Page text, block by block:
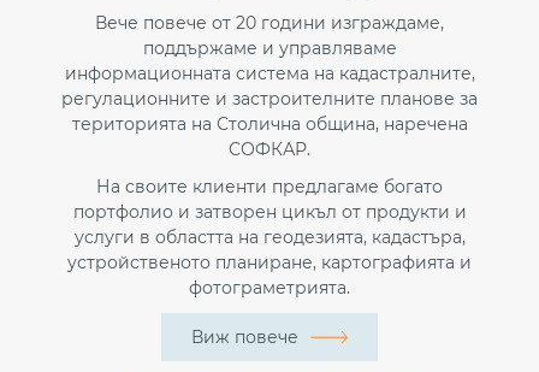
Вече повече от 20 години изграждаме,
поддържаме и управляваме
информационната система на кадастралните,
регулационните и застроителните планове за
територията на Столична община, наречена
СОФКАР.
На своите клиенти предлагаме богато
портфолио и затворен цикъл от продукти и
услуги в областта на геодезията, кадастъра,
устройственото планиране, картографията и
фотограметрията.
Виж повече